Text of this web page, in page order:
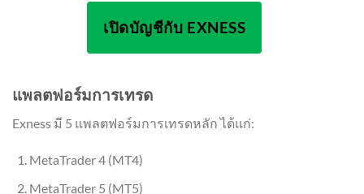
เปิดบัญชีกับ EXNESS
แพลตฟอร์มการเทรด
Exness มี 5 แพลตฟอร์มการเทรดหลัก ได้แก่:
MetaTrader 4 (MT4)
MetaTrader 5 (MT5)